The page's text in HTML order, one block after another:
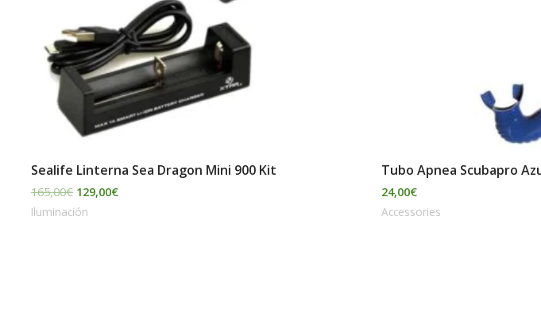
Sealife Linterna Sea Dragon Mini 900 Kit
165,00€ 129,00€
Iluminación
Tubo Apnea Scubapro
24,00€
Accessories